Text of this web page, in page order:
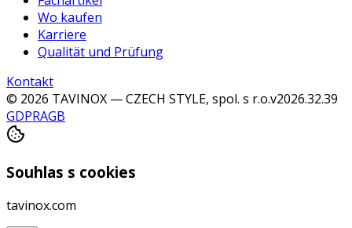
Wo kaufen
Karriere
Qualität und Prüfung
Kontakt
© 2026 TAVINOX — CZECH STYLE, spol. s r.o.v2026.32.39
GDPRAGB
Souhlas s cookies
tavinox.com